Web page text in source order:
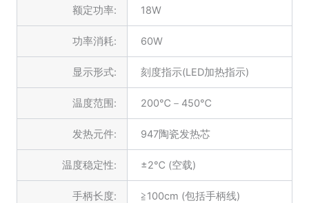
额定功率: 18W
功率消耗: 60W
显示形式: 刻度指示(LED加热指示)
温度范围: 200℃－450℃
发热元件: 947陶瓷发热芯
温度稳定性: ±2℃ (空载)
手柄长度: ≧100cm (包括手柄线)